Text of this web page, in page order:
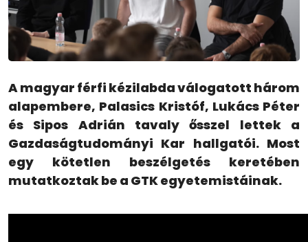
A magyar férfi kézilabda válogatott három
alapembere, Palasics Kristóf, Lukács Péter
és Sipos Adrián tavaly ősszel lettek a
Gazdaságtudományi Kar hallgatói. Most
egy kötetlen beszélgetés keretében
mutatkoztak be a GTK egyetemistáinak.